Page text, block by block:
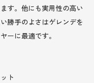
す。他にも実用性の高い
勝手のよさはゲレンデを
ーに最適です。
ト